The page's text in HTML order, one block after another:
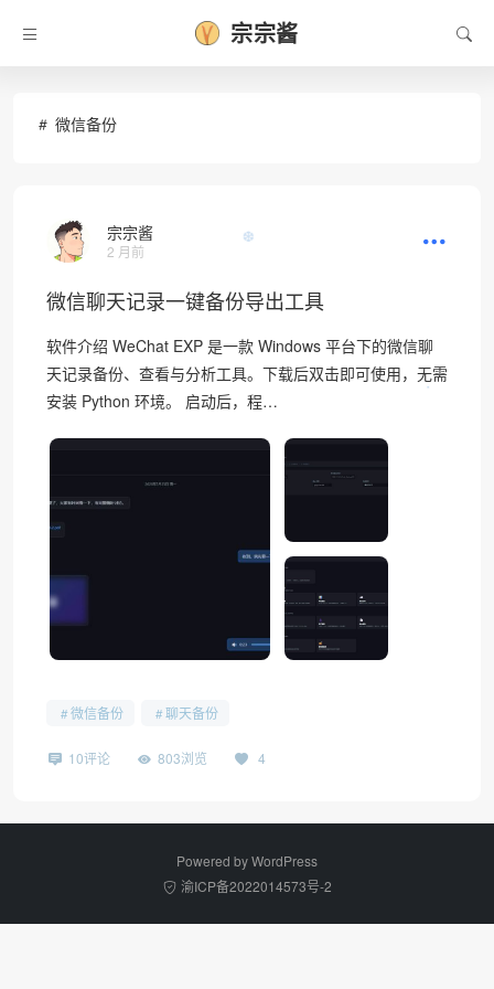
❆
宗宗酱
微信备份
宗宗酱
2 月前
微信聊天记录一键备份导出工具
软件介绍 WeChat EXP 是一款 Windows 平台下的微信聊
天记录备份、查看与分析工具。下载后双击即可使用，无需
安装 Python 环境。 启动后，程…
微信备份 聊天备份
10评论 803浏览 4
Powered byWordPress
渝ICP备2022014573号-2